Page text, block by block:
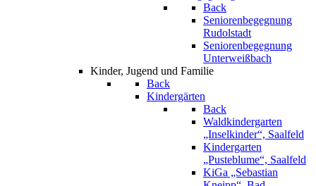
Back
Seniorenbegegnung
Rudolstadt
Seniorenbegegnung
Unterweißbach
Kinder, Jugend und Familie
Back
Kindergärten
Back
Waldkindergarten
„Inselkinder“, Saalfeld
Kindergarten
„Pusteblume“, Saalfeld
KiGa „Sebastian